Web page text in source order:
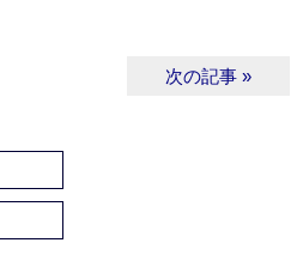
次の記事 »